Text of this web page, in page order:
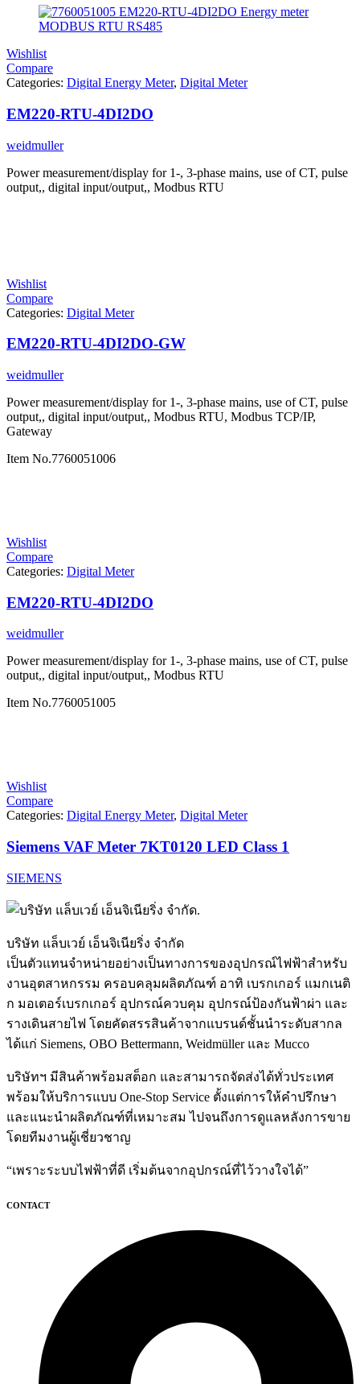
Wishlist
Compare
Categories: Digital Energy Meter, Digital Meter
EM220-RTU-4DI2DO
weidmuller
Power measurement/display for 1-, 3-phase mains, use of CT, pulse
output,, digital input/output,, Modbus RTU
Wishlist
Compare
Categories: Digital Meter
EM220-RTU-4DI2DO-GW
weidmuller
Power measurement/display for 1-, 3-phase mains, use of CT, pulse
output,, digital input/output,, Modbus RTU, Modbus TCP/IP,
Gateway
Item No.7760051006
Wishlist
Compare
Categories: Digital Meter
EM220-RTU-4DI2DO
weidmuller
Power measurement/display for 1-, 3-phase mains, use of CT, pulse
output,, digital input/output,, Modbus RTU
Item No.7760051005
Wishlist
Compare
Categories: Digital Energy Meter, Digital Meter
Siemens VAF Meter 7KT0120 LED Class 1
SIEMENS
บริษัท แล็บเวย์ เอ็นจิเนียริ่ง จำกัด
เป็นตัวแทนจำหน่ายอย่างเป็นทางการของอุปกรณ์ไฟฟ้าสำหรับ
งานอุตสาหกรรม ครอบคลุมผลิตภัณฑ์ อาทิ เบรกเกอร์ แมกเนติ
ก มอเตอร์เบรกเกอร์ อุปกรณ์ควบคุม อุปกรณ์ป้องกันฟ้าผ่า และ
รางเดินสายไฟ โดยคัดสรรสินค้าจากแบรนด์ชั้นนำระดับสากล
ได้แก่ Siemens, OBO Bettermann, Weidmüller และ Mucco
บริษัทฯ มีสินค้าพร้อมสต็อก และสามารถจัดส่งได้ทั่วประเทศ
พร้อมให้บริการแบบ One-Stop Service ตั้งแต่การให้คำปรึกษา
และแนะนำผลิตภัณฑ์ที่เหมาะสม ไปจนถึงการดูแลหลังการขาย
โดยทีมงานผู้เชี่ยวชาญ
“เพราะระบบไฟฟ้าที่ดี เริ่มต้นจากอุปกรณ์ที่ไว้วางใจได้”
CONTACT